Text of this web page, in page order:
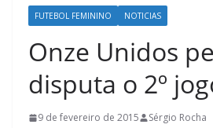
FUTEBOL FEMININO NOTICIAS
Onze Unidos
disputa o 2º
9 de fevereiro de 2015 Sérgio Rocha